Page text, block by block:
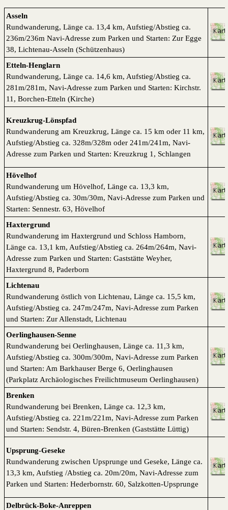
Asseln
Rundwanderung, Länge ca. 13,4 km, Aufstieg/Abstieg ca.
236m/236m Navi-Adresse zum Parken und Starten: Zur Egge
38, Lichtenau-Asseln (Schützenhaus)
Etteln-Henglarn
Rundwanderung, Länge ca. 14,6 km, Aufstieg/Abstieg ca.
281m/281m, Navi-Adresse zum Parken und Starten: Kirchstr.
11, Borchen-Etteln (Kirche)
Kreuzkrug-Lönspfad
Rundwanderung am Kreuzkrug, Länge ca. 15 km oder 11 km,
Aufstieg/Abstieg ca. 328m/328m oder 241m/241m, Navi-
Adresse zum Parken und Starten: Kreuzkrug 1, Schlangen
Hövelhof
Rundwanderung um Hövelhof, Länge ca. 13,3 km,
Aufstieg/Abstieg ca. 30m/30m, Navi-Adresse zum Parken und
Starten: Sennestr. 63, Hövelhof
Haxtergrund
Rundwanderung im Haxtergrund und Schloss Hamborn,
Länge ca. 13,1 km, Aufstieg/Abstieg ca. 264m/264m, Navi-
Adresse zum Parken und Starten: Gaststätte Weyher,
Haxtergrund 8, Paderborn
Lichtenau
Rundwanderung östlich von Lichtenau, Länge ca. 15,5 km,
Aufstieg/Abstieg ca. 247m/247m, Navi-Adresse zum Parken
und Starten: Zur Allenstadt, Lichtenau
Oerlinghausen-Senne
Rundwanderung bei Oerlinghausen, Länge ca. 11,3 km,
Aufstieg/Abstieg ca. 300m/300m, Navi-Adresse zum Parken
und Starten: Am Barkhauser Berge 6, Oerlinghausen
(Parkplatz Archäologisches Freilichtmuseum Oerlinghausen)
Brenken
Rundwanderung bei Brenken, Länge ca. 12,3 km,
Aufstieg/Abstieg ca. 221m/221m, Navi-Adresse zum Parken
und Starten: Sendstr. 4, Büren-Brenken (Gaststätte Lüttig)
Upsprung-Geseke
Rundwanderung zwischen Upsprunge und Geseke, Länge ca.
13,3 km, Aufstieg /Abstieg ca. 20m/20m, Navi-Adresse zum
Parken und Starten: Hederbornstr. 60, Salzkotten-Upsprunge
Delbrück-Boke-Anreppen